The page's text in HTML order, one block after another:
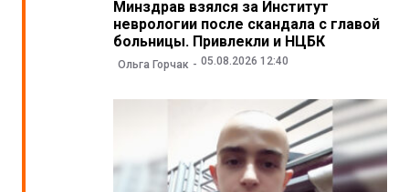
Минздрав взялся за Институт
неврологии после скандала с главой
больницы. Привлекли и НЦБК
Ольга Горчак 05.08.2026 12:40